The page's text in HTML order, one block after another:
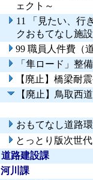
ェクト～
11 「見たい、行
クおもてなし施
99 職員人件費（
「隼ロード」整
【廃止】橋梁耐
【廃止】鳥取西
おもてなし道路
とっとり版次世
道路建設課
河川課